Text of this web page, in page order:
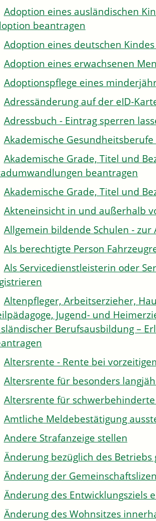
Adoption eines ausländischen
beantragen
Adoption eines deutschen
Adoption eines erwachsenen
Adoptionspflege eines
Adressänderung auf der eID-
Adressbuch - Eintrag sperren
Akademische
Akademische Grade, Titel und
beantragen
Akademische Grade, Titel und
Akteneinsicht in und außerhalb
Allgemein bildende Schulen -
Als berechtigte Person
Als Servicedienstleisterin oder
Altenpfleger, Arbeitserzieher,
Jugend- und
Berufsausbildung –
Altersrente - Rente bei
Altersrente für besonders
Altersrente für
Amtliche Meldebestätigung
Andere Strafanzeige stellen
Änderung bezüglich des
Änderung der
Änderung des Entwicklungsziels
Änderung des Wohnsitzes